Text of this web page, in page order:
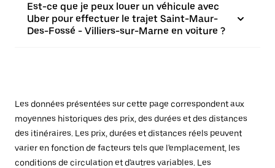
Est-ce que je peux louer un véhicule avec
Uber pour effectuer le trajet Saint-Maur-
Des-Fossé - Villiers-sur-Marne en voiture ?
Les données présentées sur cette page correspondent aux
moyennes historiques des prix, des durées et des distances
des itinéraires. Les prix, durées et distances réels peuvent
varier en fonction de facteurs tels que l'emplacement, les
conditions de circulation et d'autres variables. Les